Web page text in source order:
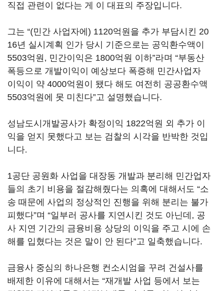
직접 관련이 없다는 게 이 대표의 주장입니다.
그는 “(민간 사업자에) 1120억원을 추가 부담시킨 20
16년 실시계획 인가 당시 기준으로는 공익환수액이
5503억원, 민간이익은 1800억원 이하”라며 “부동산
폭등으로 개발이익이 예상보다 폭증해 민간사업자
이익이 약 4000억원이 됐다 해도 여전히 공공환수액
5503억원에 못 미친다”고 설명했습니다.
성남도시개발공사가 확정이익 1822억원 외 추가 이
익을 얻지 못했다고 보는 검찰의 시각을 반박한 것입
니다.
1공단 공원화 사업을 대장동 개발과 분리해 민간업자
들의 초기 비용을 절감해줬다는 의혹에 대해서도 “소
송 때문에 사업의 정상적인 진행을 위해 분리는 불가
피했다”며 “일부러 공사를 지연시킨 것도 아닌데, 공
사 지연 기간의 금융비용 상당의 이익을 주고 시에 손
해를 입혔다는 것은 말이 안 된다”고 일축했습니다.
금융사 중심의 하나은행 컨소시엄을 꾸려 건설사를
배제한 이유에 대해서는 “재개발 사업 등에서 보는